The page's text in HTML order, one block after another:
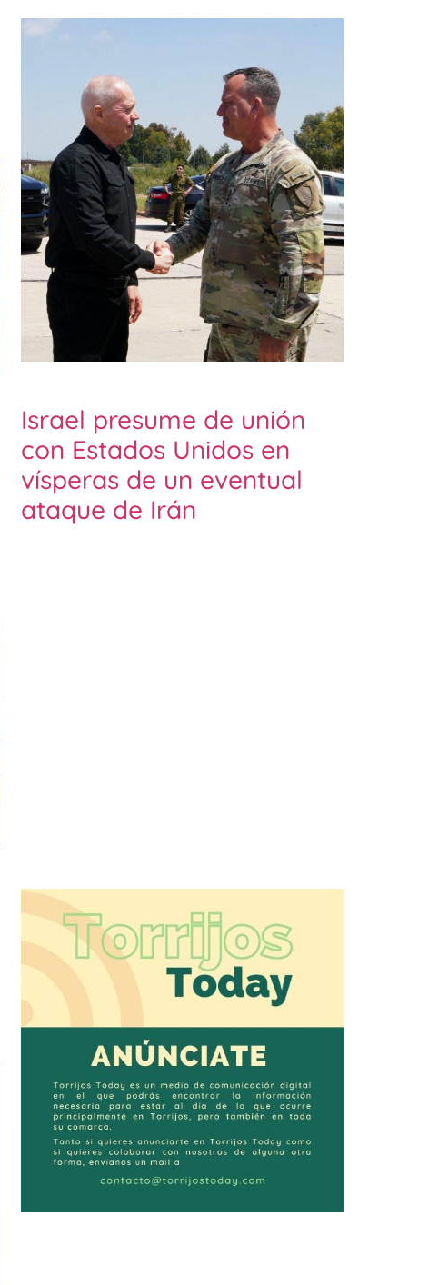
Israel presume de unión
con Estados Unidos en
vísperas de un eventual
ataque de Irán